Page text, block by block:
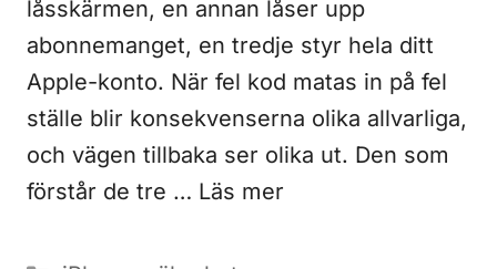
låsskärmen, en annan låser upp
abonnemanget, en tredje styr hela ditt
Apple-konto. När fel kod matas in på fel
ställe blir konsekvenserna olika allvarliga,
och vägen tillbaka ser olika ut. Den som
förstår de tre … Läs mer